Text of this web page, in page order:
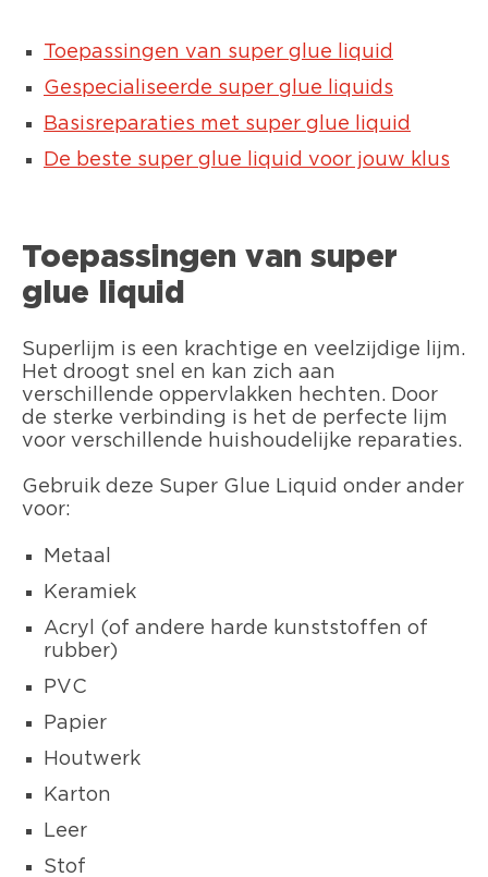
Toepassingen van super glue liquid
Gespecialiseerde super glue liquids
Basisreparaties met super glue liquid
De beste super glue liquid voor jouw klus
Toepassingen van super
glue liquid
Superlijm is een krachtige en veelzijdige lijm.
Het droogt snel en kan zich aan
verschillende oppervlakken hechten. Door
de sterke verbinding is het de perfecte lijm
voor verschillende huishoudelijke reparaties.
Gebruik deze Super Glue Liquid onder ander
voor:
Metaal
Keramiek
Acryl (of andere harde kunststoffen of
rubber)
PVC
Papier
Houtwerk
Karton
Leer
Stof